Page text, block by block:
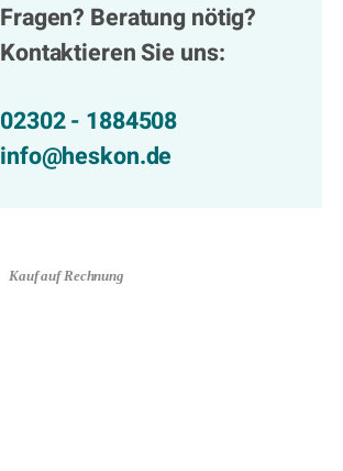
Fragen? Beratung nötig?
Kontaktieren Sie uns:
02302 - 1884508
info@heskon.de
Kauf auf Rechnung